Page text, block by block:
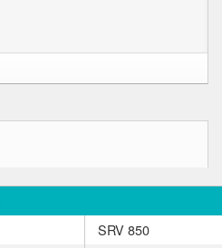
SRV 850